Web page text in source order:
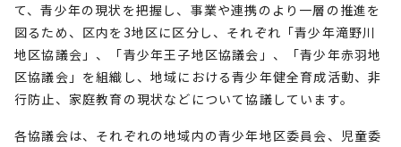
て、青少年の現状を把握し、事業や連携のより一層の推進を
図るため、区内を3地区に区分し、それぞれ「青少年滝野川
地区協議会」、「青少年王子地区協議会」、「青少年赤羽地
区協議会」を組織し、地域における青少年健全育成活動、非
行防止、家庭教育の現状などについて協議しています。
各協議会は、それぞれの地域内の青少年地区委員会、児童委